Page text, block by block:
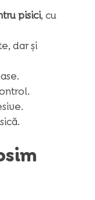
pisici, cu
dar și